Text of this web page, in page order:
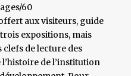
60
aux visiteurs, guide
expositions, mais
clefs de lecture des
de l’institution